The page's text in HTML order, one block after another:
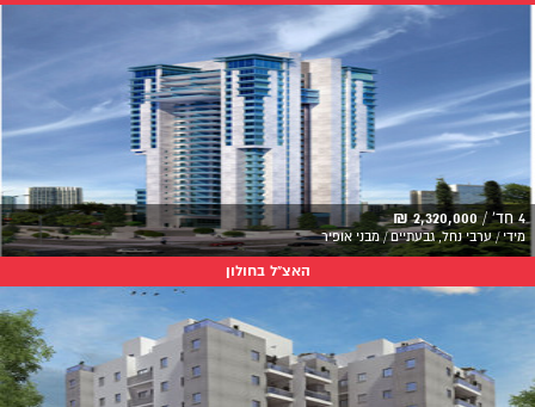
4 חד' / 2,320,000 ₪
מידי / ערבי נחל, גבעתיים / מבני אופיר
האצ"ל בחולון